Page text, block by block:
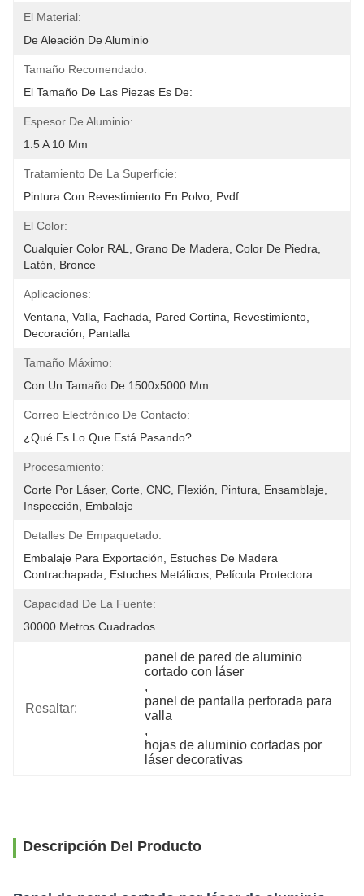
El Material:
De Aleación De Aluminio
Tamaño Recomendado:
El Tamaño De Las Piezas Es De:
Espesor De Aluminio:
1.5 A 10 Mm
Tratamiento De La Superficie:
Pintura Con Revestimiento En Polvo, Pvdf
El Color:
Cualquier Color RAL, Grano De Madera, Color De Piedra,
Latón, Bronce
Aplicaciones:
Ventana, Valla, Fachada, Pared Cortina, Revestimiento,
Decoración, Pantalla
Tamaño Máximo:
Con Un Tamaño De 1500x5000 Mm
Correo Electrónico De Contacto:
¿Qué Es Lo Que Está Pasando?
Procesamiento:
Corte Por Láser, Corte, CNC, Flexión, Pintura, Ensamblaje,
Inspección, Embalaje
Detalles De Empaquetado:
Embalaje Para Exportación, Estuches De Madera
Contrachapada, Estuches Metálicos, Película Protectora
Capacidad De La Fuente:
30000 Metros Cuadrados
Resaltar:
panel de pared de aluminio
cortado con láser
,
panel de pantalla perforada para
valla
,
hojas de aluminio cortadas por
láser decorativas
Descripción Del Producto